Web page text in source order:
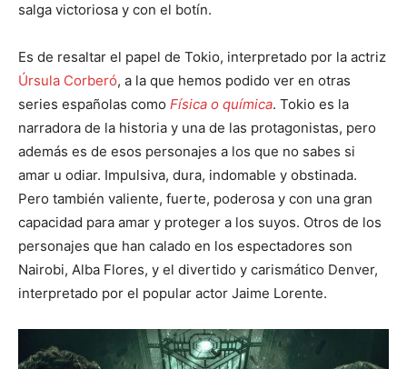
salga victoriosa y con el botín.
Es de resaltar el papel de Tokio, interpretado por la actriz
Úrsula Corberó, a la que hemos podido ver en otras
series españolas como Física o química. Tokio es la
narradora de la historia y una de las protagonistas, pero
además es de esos personajes a los que no sabes si
amar u odiar. Impulsiva, dura, indomable y obstinada.
Pero también valiente, fuerte, poderosa y con una gran
capacidad para amar y proteger a los suyos. Otros de los
personajes que han calado en los espectadores son
Nairobi, Alba Flores, y el divertido y carismático Denver,
interpretado por el popular actor Jaime Lorente.